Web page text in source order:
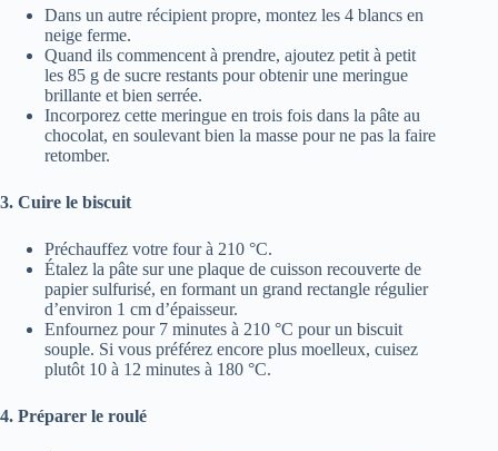
Dans un autre récipient propre, montez les 4 blancs en
neige ferme.
Quand ils commencent à prendre, ajoutez petit à petit
les 85 g de sucre restants pour obtenir une meringue
brillante et bien serrée.
Incorporez cette meringue en trois fois dans la pâte au
chocolat, en soulevant bien la masse pour ne pas la faire
retomber.
3. Cuire le biscuit
Préchauffez votre four à 210 °C.
Étalez la pâte sur une plaque de cuisson recouverte de
papier sulfurisé, en formant un grand rectangle régulier
d’environ 1 cm d’épaisseur.
Enfournez pour 7 minutes à 210 °C pour un biscuit
souple. Si vous préférez encore plus moelleux, cuisez
plutôt 10 à 12 minutes à 180 °C.
4. Préparer le roulé